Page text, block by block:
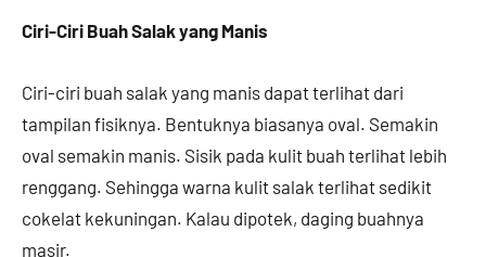
Ciri-Ciri Buah Salak yang Manis
Ciri-ciri buah salak yang manis dapat terlihat dari
tampilan fisiknya. Bentuknya biasanya oval. Semakin
oval semakin manis. Sisik pada kulit buah terlihat lebih
renggang. Sehingga warna kulit salak terlihat sedikit
cokelat kekuningan. Kalau dipotek, daging buahnya
masir.